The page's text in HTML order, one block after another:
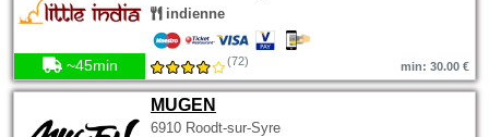
indienne
~45min (72) min: 30.00 €
MUGEN
6910 Roodt-sur-Syre